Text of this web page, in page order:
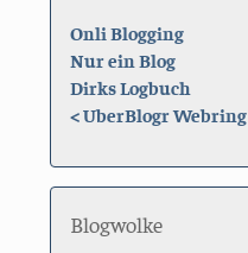
Onli Blogging
Nur ein Blog
Dirks Logbuch
<UberBlogr Webring
Blogwolke